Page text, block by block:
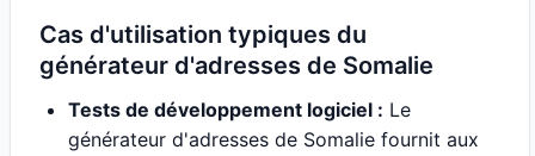
Cas d'utilisation typiques du
générateur d'adresses de Somalie
Tests de développement logiciel : Le
générateur d'adresses de Somalie fournit aux